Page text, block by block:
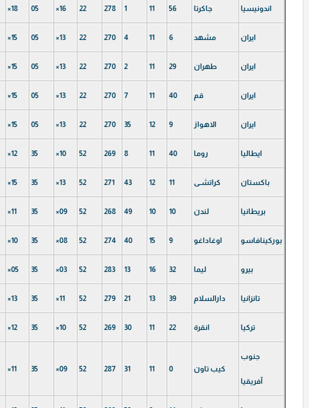
اندونیسیا جاكرتا 56
11
1
278
22
×16
05
×18
ايران مشهد 6
11
4
270
22
×13
05
×15
ايران طهران 29
11
2
270
22
×13
05
×15
ايران قم 40
11
7
270
22
×13
05
×15
ايران الاهواز 9
12
35
270
22
×13
05
×15
ایطالیا روما 40
11
8
269
52
×10
35
×12
باكستان كراتشـى 11
12
43
271
52
×13
35
×15
بریطانیا لندن 10
10
49
268
52
×09
35
×11
بوركینافاسو اوغاداغو 9
15
40
274
52
×08
35
×10
بيرو ليما 32
16
13
283
52
×03
35
×05
تانزانیا دارالسلام 39
13
21
279
52
×11
35
×13
تركيا انقرة 22
11
30
269
52
×10
35
×12
جنوب
آفريقيا
كيب تاون 0
11
31
287
52
×09
35
×11